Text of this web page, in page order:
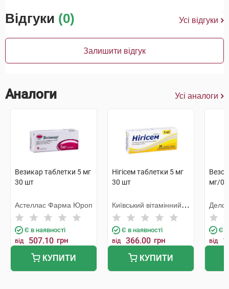
Відгуки (0) Усі відгуки
Залишити відгук
Аналоги Усі аналоги
Везикар таблетки 5 мг
30 шт
Астеллас Фарма Юроп
Є в наявності
від 507.10 грн
КУПИТИ
Нігісем таблетки 5 мг
30 шт
Київський вітамінний
завод
Є в наявності
від 366.00 грн
КУПИТИ
мг/
Є в
від